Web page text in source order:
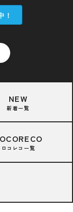
NEW
新着一覧
ロコレコ一覧